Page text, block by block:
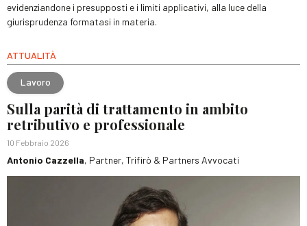
evidenziandone i presupposti e i limiti applicativi, alla luce della
giurisprudenza formatasi in materia.
ATTUALITÀ
Lavoro
Sulla parità di trattamento in ambito
retributivo e professionale
10 Febbraio 2026
Antonio Cazzella, Partner, Trifirò & Partners Avvocati